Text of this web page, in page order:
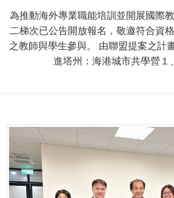
為推動海外專業職能培訓並開展國際
二梯次已公告開放報名，敬邀符合資
之教師與學生參與。 由聯盟提案之計
進塔州：海港城市共學營１